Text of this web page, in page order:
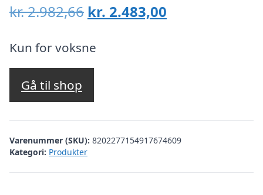
kr.2.982,66 Den
pris
var:
kr. 2.483,00
Kun for voksne
Gå til shop
Varenummer (SKU): 8202277154917674609
Kategori: Produkter